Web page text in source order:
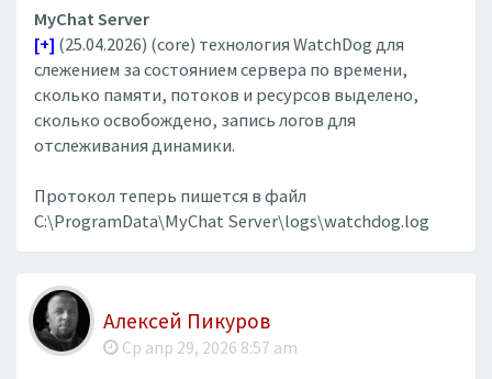
MyChat Server
[+] (25.04.2026) (core) технология WatchDog для
слежением за состоянием сервера по времени,
сколько памяти, потоков и ресурсов выделено,
сколько освобождено, запись логов для
отслеживания динамики.
Протокол теперь пишется в файл
C:\ProgramData\MyChat Server\logs\watchdog.log
Алексей Пикуров
Ср апр 29, 2026 8:57 am